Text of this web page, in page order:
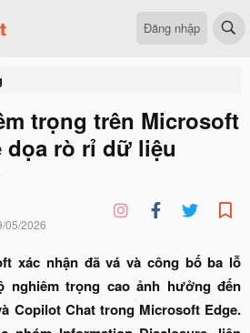
Đăng nhập
trọng trên Microsoft
dọa rò rỉ dữ liệu
05/2026
xác nhận đã vá và công bố ba lỗ
nghiêm trọng cao ảnh hưởng đến
Copilot Chat trong Microsoft Edge.